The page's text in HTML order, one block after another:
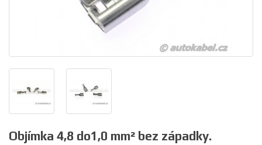
Objímka 4,8 do1,0 mm² bez západky.